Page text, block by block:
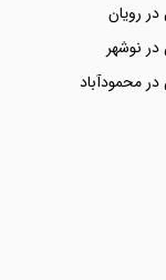
رویان
نوشهر
محمودآباد